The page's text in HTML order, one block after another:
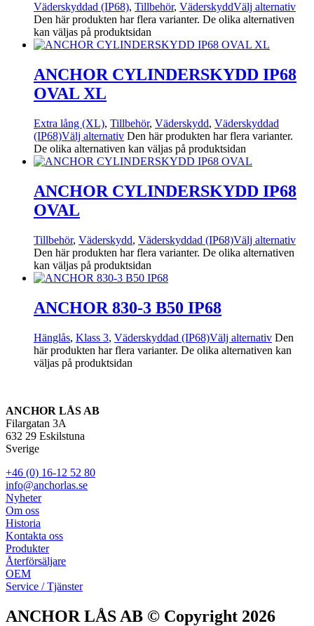
Väderskyddad (IP68), Tillbehör, VäderskyddVälj alternativ
Den här produkten har flera varianter. De olika alternativen
kan väljas på produktsidan
ANCHOR CYLINDERSKYDD IP68
OVAL XL
Extra lång (XL), Tillbehör, Väderskydd, Väderskyddad
(IP68)Välj alternativ Den här produkten har flera varianter.
De olika alternativen kan väljas på produktsidan
ANCHOR CYLINDERSKYDD IP68
OVAL
Tillbehör, Väderskydd, Väderskyddad (IP68)Välj alternativ
Den här produkten har flera varianter. De olika alternativen
kan väljas på produktsidan
ANCHOR 830-3 B50 IP68
Hänglås, Klass 3, Väderskyddad (IP68)Välj alternativ Den
här produkten har flera varianter. De olika alternativen kan
väljas på produktsidan
ANCHOR LÅS AB
Filargatan 3A
632 29 Eskilstuna
Sverige
+46 (0) 16-12 52 80
info@anchorlas.se
Nyheter
Om oss
Historia
Kontakta oss
Produkter
Återförsäljare
OEM
Service / Tjänster
ANCHOR LÅS AB © Copyright 2026